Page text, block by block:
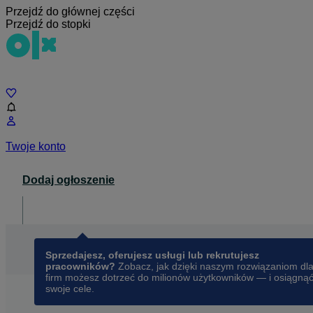
Przejdź do głównej części
Przejdź do stopki
Twoje konto
Dodaj ogłoszenie
Sprzedajesz, oferujesz usługi lub rekrutujesz
pracowników? Zobacz, jak dzięki naszym rozwiązaniom dla
firm możesz dotrzeć do milionów użytkowników — i osiągnąć
swoje cele.